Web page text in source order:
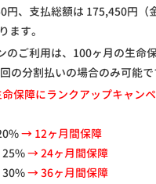
円、支払総額は 175,450円（
ます。
のご利用は、100ヶ月の生命
の分割払いの場合のみ可能で
保障にランクアップキャン
→ 12ヶ月間保障
25%→ 24ヶ月間保障
30%→ 36ヶ月間保障